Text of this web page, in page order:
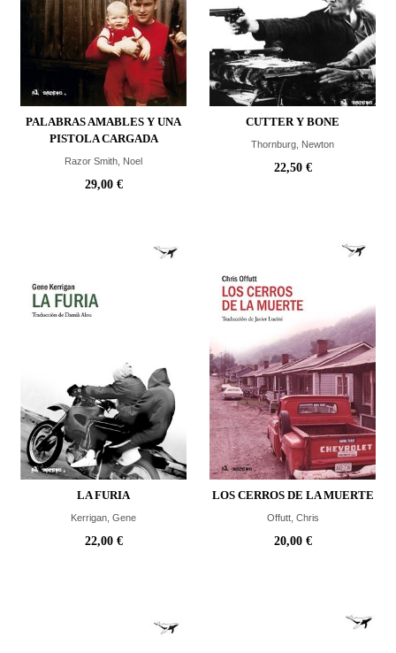
PALABRAS AMABLES Y UNA
PISTOLA CARGADA
Razor Smith, Noel
29,00 €
CUTTER Y BONE
Thornburg, Newton
22,50 €
LA FURIA
Kerrigan, Gene
22,00 €
LOS CERROS DE LA MUERTE
Offutt, Chris
20,00 €